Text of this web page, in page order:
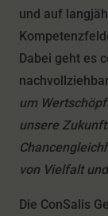
und auf
Dabei geht es
um
unsere
von Vielfalt
Die ConSalis